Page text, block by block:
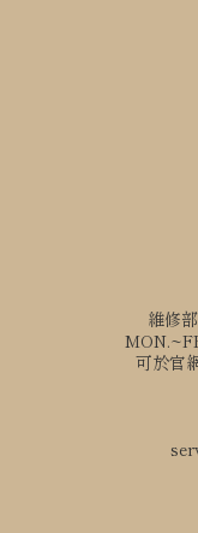
維修
可於官